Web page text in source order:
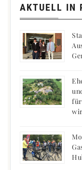
AKTUELL IN